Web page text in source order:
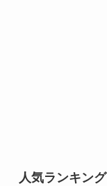
人気ランキング